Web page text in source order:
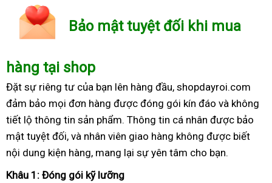
Bảo mật tuyệt đối khi mua
hàng tại shop
Đặt sự riêng tư của bạn lên hàng đầu, shopdayroi.com
đảm bảo mọi đơn hàng được đóng gói kín đáo và không
tiết lộ thông tin sản phẩm. Thông tin cá nhân được bảo
mật tuyệt đối, và nhân viên giao hàng không được biết
nội dung kiện hàng, mang lại sự yên tâm cho bạn.
Khâu 1: Đóng gói kỹ lưỡng